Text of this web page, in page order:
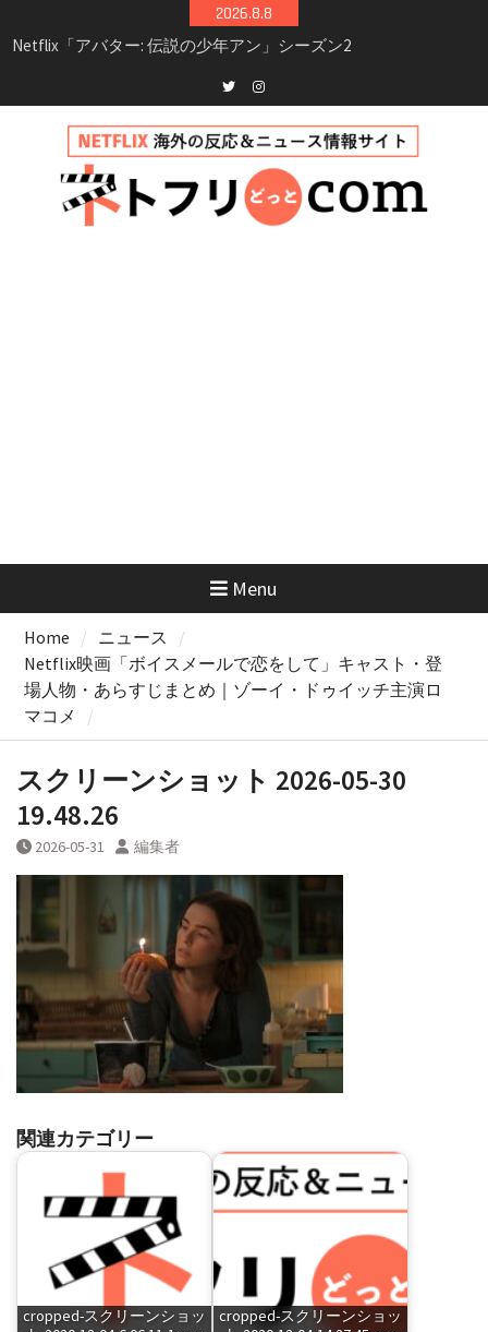
to
2026.8.8
シーズン3最新情報
Netflix映画「ボイスメールで恋をして」キャス
イッチ主演ロマコメ
新決定！2027年撮影開始へ
兄弟大騒動のコメディ映画「リトル・ブラザ
ー」がNetflixで配信！─キャスト・あらすじ・
見どころまとめ
Twitterinstagram
Menu
Home
ニュース
Netflix映画「ボイスメールで恋をして」キャスト・登
場人物・あらすじまとめ｜ゾーイ・ドゥイッチ主演ロ
マコメ
スクリーンショット 2026-05-30
19.48.26
2026-05-31 編集者
関連カテゴリー
cropped-スクリーンショッ
cropped-スクリーンショッ